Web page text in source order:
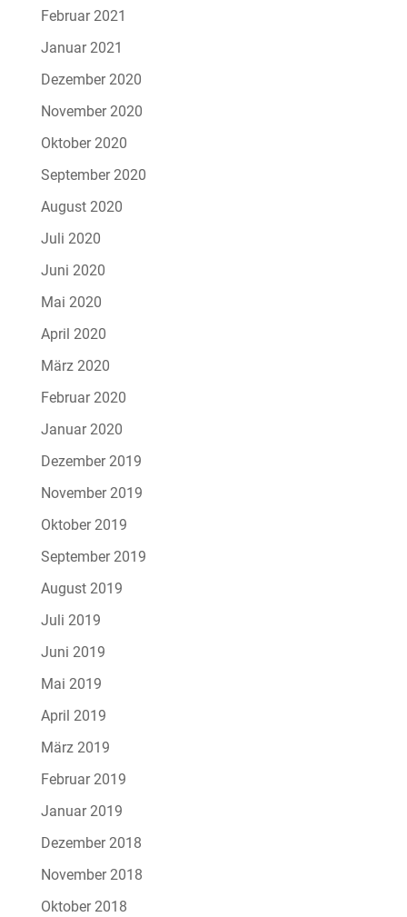
Februar 2021
Januar 2021
Dezember 2020
November 2020
Oktober 2020
September 2020
August 2020
Juli 2020
Juni 2020
Mai 2020
April 2020
März 2020
Februar 2020
Januar 2020
Dezember 2019
November 2019
Oktober 2019
September 2019
August 2019
Juli 2019
Juni 2019
Mai 2019
April 2019
März 2019
Februar 2019
Januar 2019
Dezember 2018
November 2018
Oktober 2018